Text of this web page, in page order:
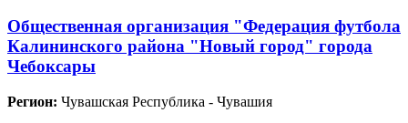
Общественная организация "Федерация футбола
Калининского района "Новый город" города
Чебоксары
Регион: Чувашская Республика - Чувашия